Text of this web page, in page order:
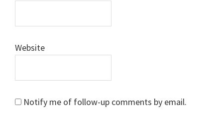
Website
Notify me of follow-up comments by email.